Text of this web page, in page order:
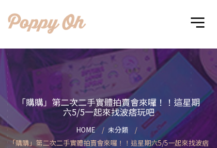
「購購」第二次二手實體拍賣會來囉！！這星期
六5/5一起來找波痞玩吧
HOME
未分類
「購購」第二次二手實體拍賣會來囉！！這星期六5/5一起來找波痞